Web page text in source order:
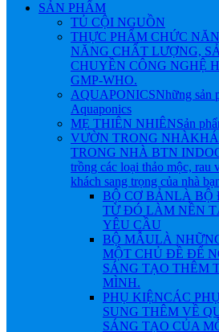
SẢN PHẨM
TỦ CỘI NGUỒN
THỰC PHẨM CHỨC
NĂNG CHẤT LƯỢNG,
CHUYỀN CÔNG NGHỆ
GMP-WHO.
AQUAPONICSNhững sản
Aquaponics
MẸ THIÊN NHIÊNSản
VƯỜN TRONG NHÀ
TRONG NHÀ BTN
trồng các loại thảo mộc, rau
khách sang trọng của nhà
BỘ CƠ BẢNLÀ BỘ
TỪ ĐÓ LÀM NỀN
YÊU CẦU
BỘ MẪULÀ
MỘT CHỦ ĐỀ ĐỂ
SÁNG TẠO THÊM
MÌNH.
PHỤ KIỆNCÁC
SUNG THÊM VỀ
SÁNG TẠO CỦA